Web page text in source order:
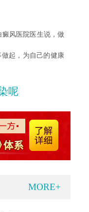
风医院医生说，做
起，为自己的健康
呢
MORE+